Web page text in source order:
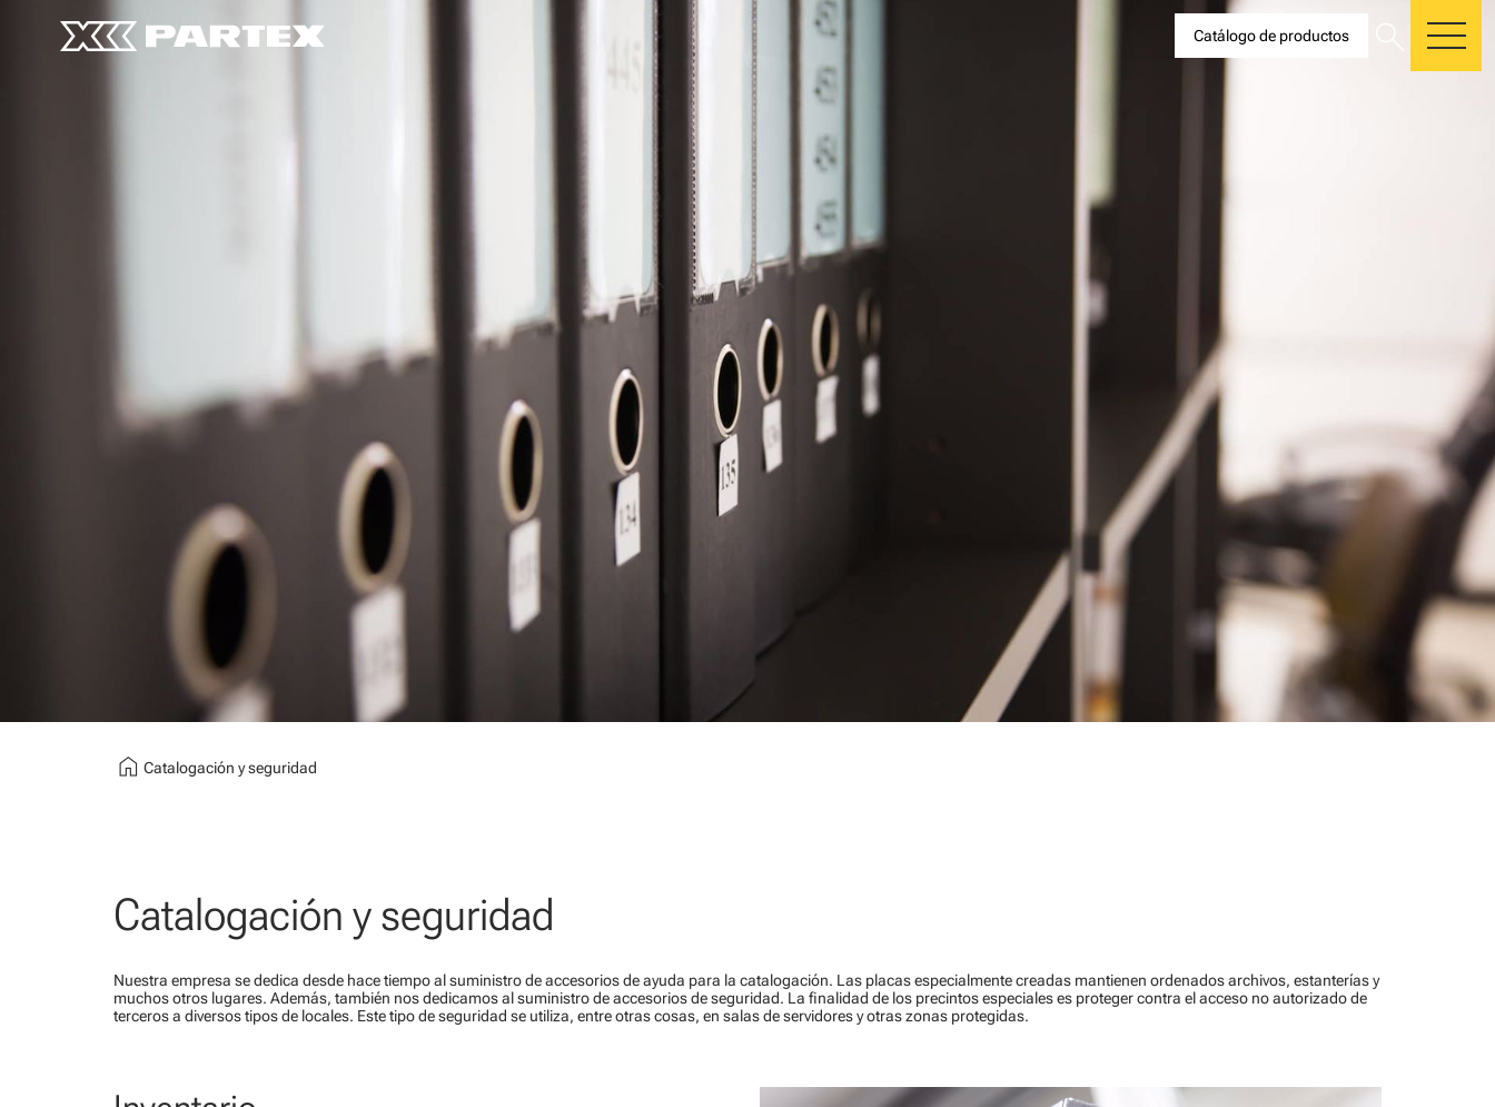
Catálogo de productos search
home Catalogación y seguridad
Catalogación y seguridad
Nuestra empresa se dedica desde hace tiempo al suministro de accesorios de ayuda para la catalogación. Las placas especialmente creadas mantienen ordenados archivos, estanterías y
muchos otros lugares. Además, también nos dedicamos al suministro de accesorios de seguridad. La finalidad de los precintos especiales es proteger contra el acceso no autorizado de
terceros a diversos tipos de locales. Este tipo de seguridad se utiliza, entre otras cosas, en salas de servidores y otras zonas protegidas.